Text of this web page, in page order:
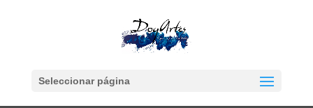
Seleccionar página